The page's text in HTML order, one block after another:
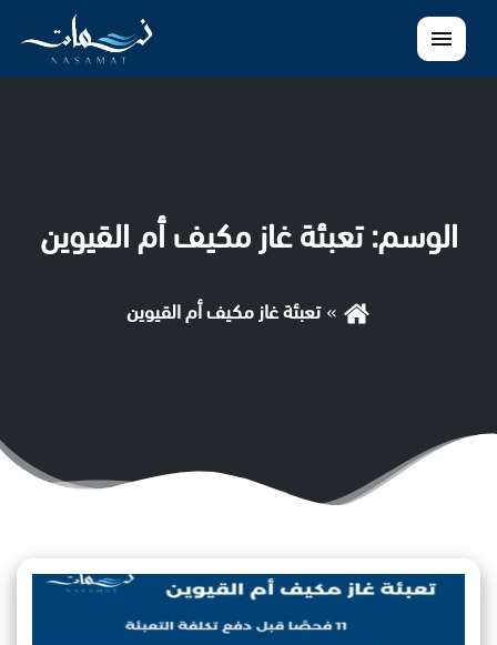
القائمة
الوسم:تعبئة غاز مكيف أم القيوين
تعبئة غاز مكيف أم القيوين